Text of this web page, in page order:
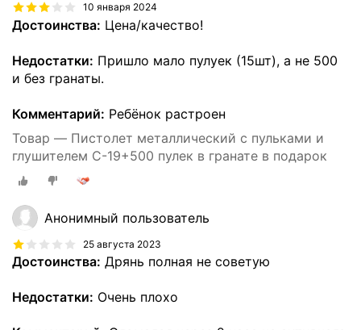
10 января 2024
Достоинства: Цена/качество!
Недостатки: Пришло мало пулуек (15шт), а не 500
и без гранаты.
Комментарий: Ребёнок растроен
Товар — Пистолет металлический с пульками и
глушителем C-19+500 пулек в гранате в подарок
Анонимный пользователь
25 августа 2023
Достоинства: Дрянь полная не советую
Недостатки: Очень плохо